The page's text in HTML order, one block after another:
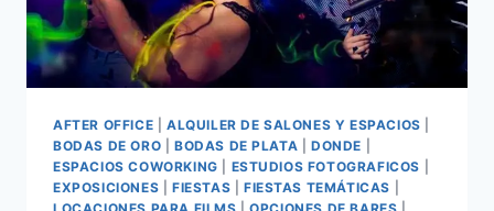
AFTER OFFICE ALQUILER DE SALONES Y ESPACIOS
BODAS DE ORO
BODAS DE PLATA |DONDE
ESPACIOS COWORKING
ESTUDIOS FOTOGRAFICOS
EXPOSICIONES
FIESTAS FIESTAS TEMÁTICAS